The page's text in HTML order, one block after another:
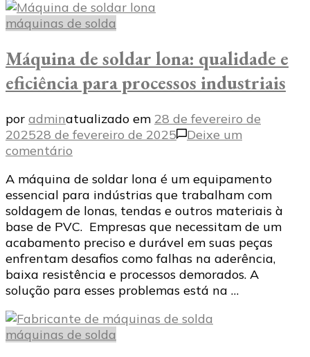
máquinas de solda
Máquina de soldar lona: qualidade e
eficiência para processos industriais
por adminatualizado em 28 de fevereiro de
202528 de fevereiro de 2025
Deixe um
comentário
de
soldar
lona:
qualidade
e
eficiência
para
processos
A máquina de soldar lona é um equipamento
essencial para indústrias que trabalham com
soldagem de lonas, tendas e outros materiais à
base de PVC. Empresas que necessitam de um
acabamento preciso e durável em suas peças
enfrentam desafios como falhas na aderência,
baixa resistência e processos demorados. A
solução para esses problemas está na …
máquinas de solda